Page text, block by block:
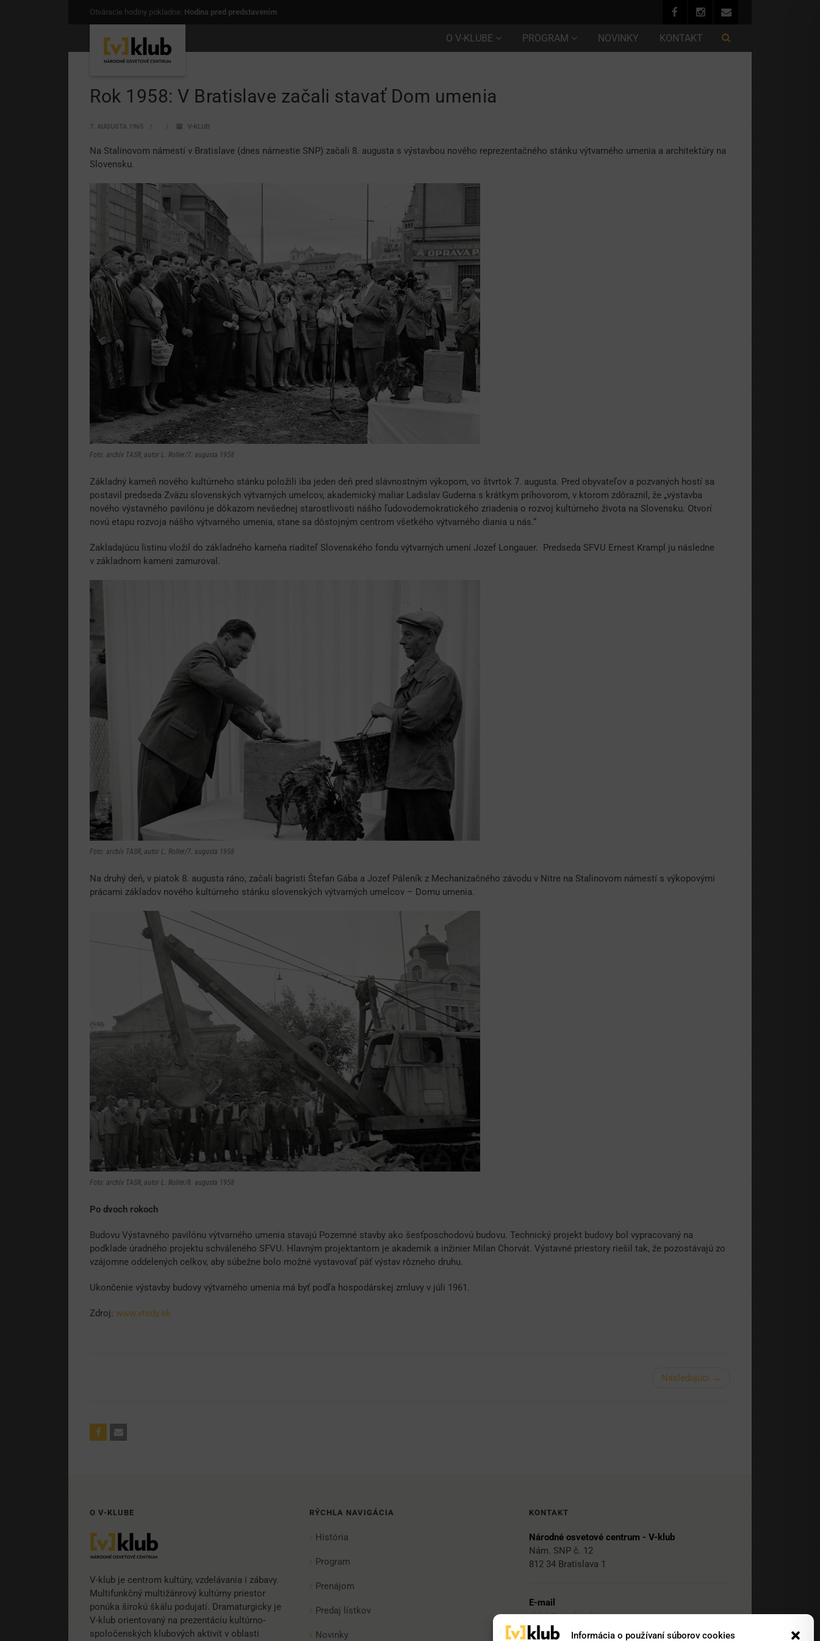
Informácia o používaní súborov cookies
Otváracie hodiny pokladne: Hodina pred predstavením
O V-KLUBE PROGRAM NOVINKY KONTAKT
Rok 1958: V Bratislave začali stavať Dom umenia
7. AUGUSTA 1965 V-KLUB
Na Stalinovom námestí v Bratislave (dnes námestie SNP) začali 8. augusta s výstavbou nového reprezentačného stánku výtvarného umenia a architektúry na
Slovensku.
Foto: archív TASR, autor L. Roller/7. augusta 1958
Základný kameň nového kultúrneho stánku položili iba jeden deň pred slávnostným výkopom, vo štvrtok 7. augusta. Pred obyvateľov a pozvaných hostí sa
postavil predseda Zväzu slovenských výtvarných umelcov, akademický maliar Ladislav Guderna s krátkym príhovorom, v ktorom zdôraznil, že „výstavba
nového výstavného pavilónu je dôkazom nevšednej starostlivosti nášho ľudovodemokratického zriadenia o rozvoj kultúrneho života na Slovensku. Otvorí
novú etapu rozvoja nášho výtvarného umenia, stane sa dôstojným centrom všetkého výtvarného diania u nás.“
Zakladajúcu listinu vložil do základného kameňa riaditeľ Slovenského fondu výtvarných umení Jozef Longauer. Predseda SFVU Ernest Krampl ju následne
v základnom kameni zamuroval.
Foto: archív TASR, autor L. Roller/7. augusta 1958
Na druhý deň, v piatok 8. augusta ráno, začali bagristi Štefan Gába a Jozef Páleník z Mechanizačného závodu v Nitre na Stalinovom námestí s výkopovými
prácami základov nového kultúrneho stánku slovenských výtvarných umelcov – Domu umenia.
Foto: archív TASR, autor L. Roller/8. augusta 1958
Po dvoch rokoch
Budovu Výstavného pavilónu výtvarného umenia stavajú Pozemné stavby ako šesťposchodovú budovu. Technický projekt budovy bol vypracovaný na
podklade úradného projektu schváleného SFVU. Hlavným projektantom je akademik a inžinier Milan Chorvát. Výstavné priestory riešil tak, že pozostávajú zo
vzájomne oddelených celkov, aby súbežne bolo možné vystavovať päť výstav rôzneho druhu.
Ukončenie výstavby budovy výtvarného umenia má byť podľa hospodárskej zmluvy v júli 1961.
Zdroj: www.vtedy.sk
Nasledujúci →
O V-KLUBE
V-klub je centrom kultúry, vzdelávania i zábavy.
Multifunkčný multižánrový kultúrny priestor
ponúka širokú škálu podujatí. Dramaturgicky je
V-klub orientovaný na prezentáciu kultúrno-
spoločenských klubových aktivít v oblasti
RÝCHLA NAVIGÁCIA
História
Program
Prenájom
Predaj lístkov
Novinky
KONTAKT
Národné osvetové centrum - V-klub
Nám. SNP č. 12
812 34 Bratislava 1
E-mail
vklub@nocka.sk